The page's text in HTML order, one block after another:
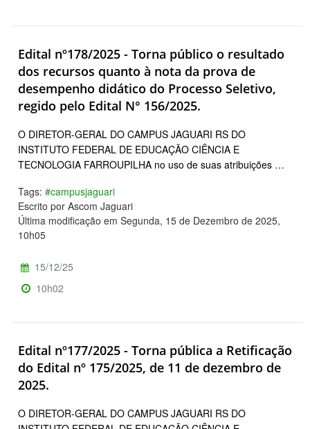
Edital nº178/2025 - Torna público o resultado
dos recursos quanto à nota da prova de
desempenho didático do Processo Seletivo,
regido pelo Edital N° 156/2025.
O DIRETOR-GERAL DO CAMPUS JAGUARI RS DO
INSTITUTO FEDERAL DE EDUCAÇÃO CIÊNCIA E
TECNOLOGIA FARROUPILHA no uso de suas atribuições …
Tags: #campusjaguari
Escrito por Ascom Jaguari
Última modificação em Segunda, 15 de Dezembro de 2025,
10h05
15/12/25
10h02
Edital nº177/2025 - Torna pública a Retificação
do Edital nº 175/2025, de 11 de dezembro de
2025.
O DIRETOR-GERAL DO CAMPUS JAGUARI RS DO